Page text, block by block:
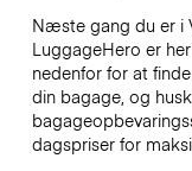
Næste gang du er i
LuggageHero er
nedenfor for at
din bagage, og
dagspriser for